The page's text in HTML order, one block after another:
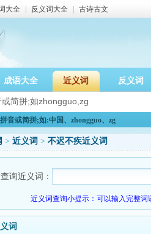
大全 反义词大全 古诗古文
成语大全 近义词 反义词
音或简拼;如:中国、zhongguo、zg
> 近义词 > 不迟不疾近义词
查询近义词：
近义词查询小提示：可以输入完整
词